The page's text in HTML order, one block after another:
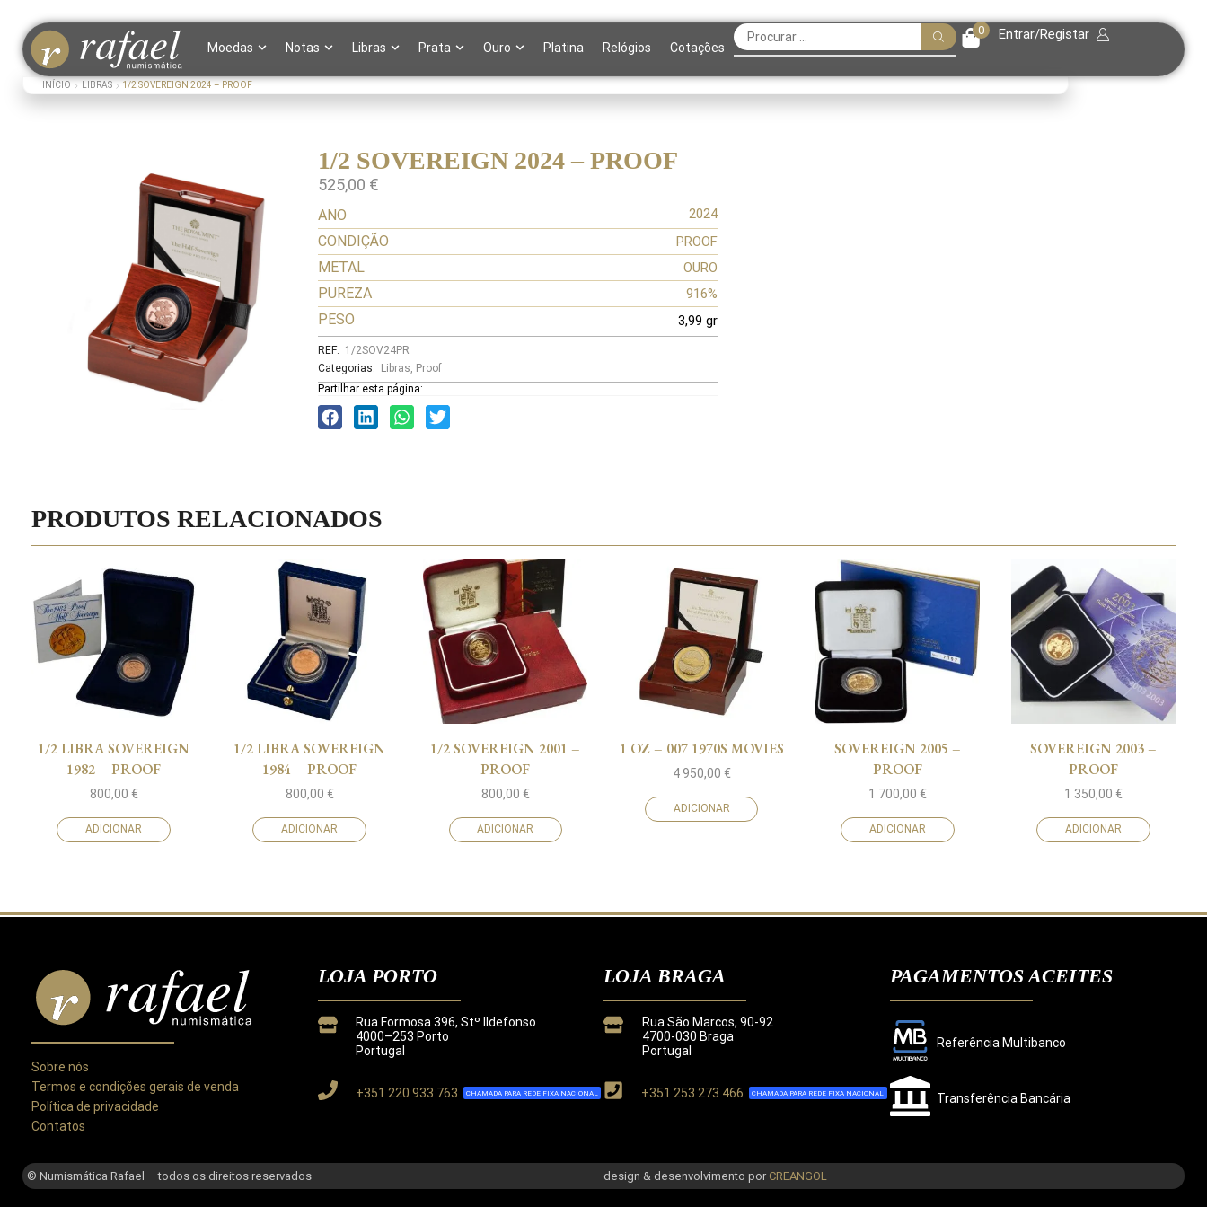
Moedas Notas Libras Prata Ouro Platina Relógios Cotações
0 Entrar/Registar
INÍCIO LIBRAS 1/2 SOVEREIGN 2024 – PROOF
1/2 SOVEREIGN 2024 – PROOF
525,00 €
ANO 2024
CONDIÇÃO PROOF
METAL OURO
PUREZA 916%
PESO 3,99 gr
REF: 1/2SOV24PR
Categorias:
Libras, Proof
Partilhar esta página:
PRODUTOS RELACIONADOS
1/2 LIBRA SOVEREIGN
1982 – PROOF
800,00 €
ADICIONAR
1/2 LIBRA SOVEREIGN
1984 – PROOF
800,00 €
ADICIONAR
1/2 SOVEREIGN 2001 –
PROOF
800,00 €
ADICIONAR
1 OZ – 007 1970S MOVIES
4 950,00 €
ADICIONAR
SOVEREIGN 2005 –
PROOF
1 700,00 €
ADICIONAR
SOVEREIGN 2003 –
PROOF
1 350,00 €
ADICIONAR
Este site utiliza cookies para melhorar a sua experiência.
Sobre nós
Termos e condições gerais de venda
Política de privacidade
Contatos
LOJA PORTO
Rua Formosa 396, Stº Ildefonso
4000–253 Porto
Portugal
+351 220 933 763 CHAMADA PARA REDE FIXA NACIONAL
LOJA BRAGA
Rua São Marcos, 90-92
4700-030 Braga
Portugal
+351 253 273 466 CHAMADA PARA REDE FIXA NACIONAL
PAGAMENTOS ACEITES
Referência Multibanco
Transferência Bancária
© Numismática Rafael – todos os direitos reservados design & desenvolvimento por CREANGOL